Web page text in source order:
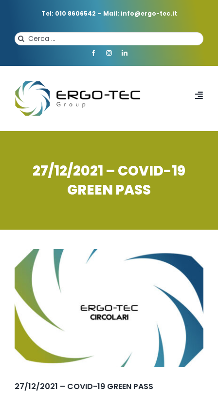
Tel: 010 8606542 – Mail: info@ergo-tec.it
Cerca
per:
HOME
CHI SIAMO
SERVIZI
FORMAZIONE
NEWS
EVENTI NOVITÀ
CONTATTI
27/12/2021 – COVID-19
GREEN PASS
Ingrandisci
immagine
27/12/2021 – COVID-19 GREEN PASS